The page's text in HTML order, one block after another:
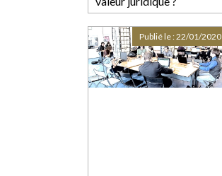
Publié le :22/01/2020